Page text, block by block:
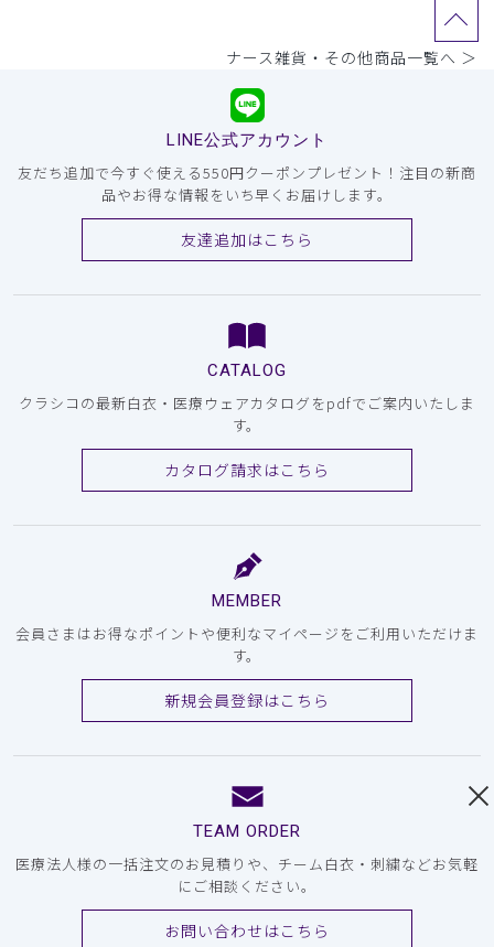
ナース雑貨・その他商品一覧へ ＞
LINE公式アカウント
友だち追加で今すぐ使える550円クーポンプレゼント！注目の新商
品やお得な情報をいち早くお届けします。
友達追加はこちら
CATALOG
クラシコの最新白衣・医療ウェアカタログをpdfでご案内いたしま
す。
カタログ請求はこちら
MEMBER
会員さまはお得なポイントや便利なマイページをご利用いただけま
す。
新規会員登録はこちら
TEAM ORDER
医療法人様の一括注文のお見積りや、チーム白衣・刺繍などお気軽
にご相談ください。
お問い合わせはこちら